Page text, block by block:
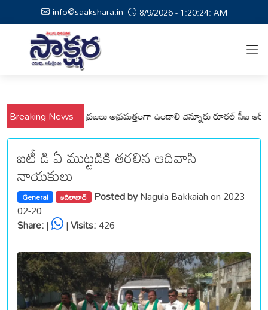
info@saakshara.in 8/9/2026 - 1:20:25: AM
Breaking News
మండలాల ప్రజలు అప్రమత్తంగా ఉండాలి చెన్నూరు రూరల్ సీఐ ఆర్. కృష్ణ
ఐటీ డి ఏ ముట్టడికి తరలిన ఆదివాసి
నాయకులు
General ఆదిలాబాద్ Posted byNagula Bakkaiah on 2023-
02-20
Share:| |Visits:426